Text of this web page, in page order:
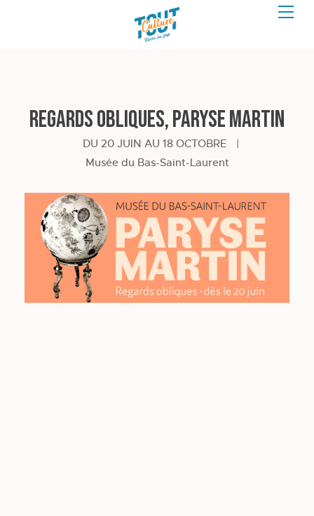
Regards obliques, Paryse Martin
DU 20 JUIN AU 18 OCTOBRE
|
Musée du Bas-Saint-Laurent